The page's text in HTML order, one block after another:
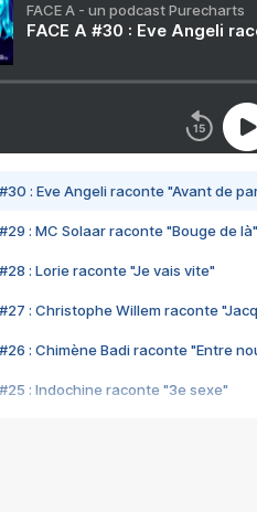
FACE A - un podcast Purecharts
FACE A #30 : Eve Angeli
#30 : Eve Angeli raconte "Avant de
#29 : MC Solaar raconte "Bouge de là"
#28 : Lorie raconte "Je vais vite"
#27 : Christophe Willem raconte
#26 : Chimène Badi raconte "Entre
#25 : Indochine raconte "3e sexe"